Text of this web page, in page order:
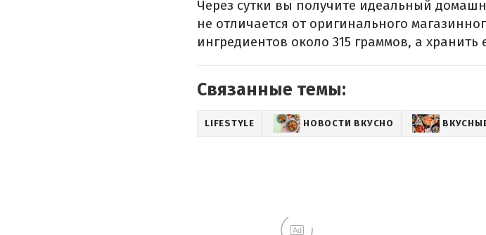
Через сутки вы получите идеальный
не отличается от оригинального
ингредиентов около 315 граммов, а
Связанные темы:
LIFESTYLE НОВОСТИ ВКУСНО
Ad